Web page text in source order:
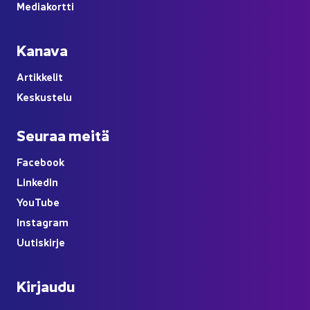
Me­dia­kort­ti
Ka­na­va
Ar­tik­ke­lit
Kes­kus­te­lu
Seu­raa meitä
Face­book
Lin­ke­dIn
YouTube
Ins­ta­gram
Uu­tis­kir­je
Kir­jau­du